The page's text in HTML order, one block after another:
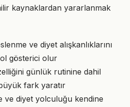
kaynaklardan yararlanmak
ve diyet alışkanlıklarını
gösterici olur
günlük rutinine dahil
fark yaratır
ve diyet yolculuğu kendine